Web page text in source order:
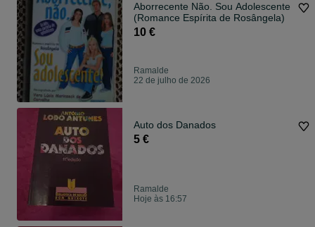
Aborrecente Não. Sou Adolescente
(Romance Espírita de Rosângela)
10 €
Ramalde
22 de julho de 2026
Auto dos Danados
5 €
Ramalde
Hoje às 16:57